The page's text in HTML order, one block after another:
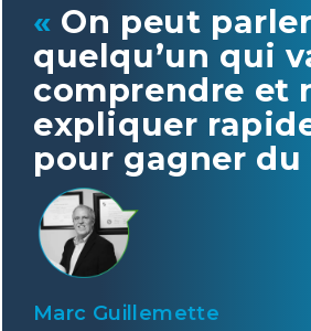
« On peut
quelqu’un qui
comprendre et
expliquer
pour gagner du
Marc Guillemette